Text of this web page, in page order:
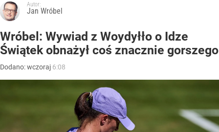
Autor:
Jan Wróbel
Wróbel: Wywiad z Woydyłło o Idze
Świątek obnażył coś znacznie gorszego
Dodano:wczoraj 6:08